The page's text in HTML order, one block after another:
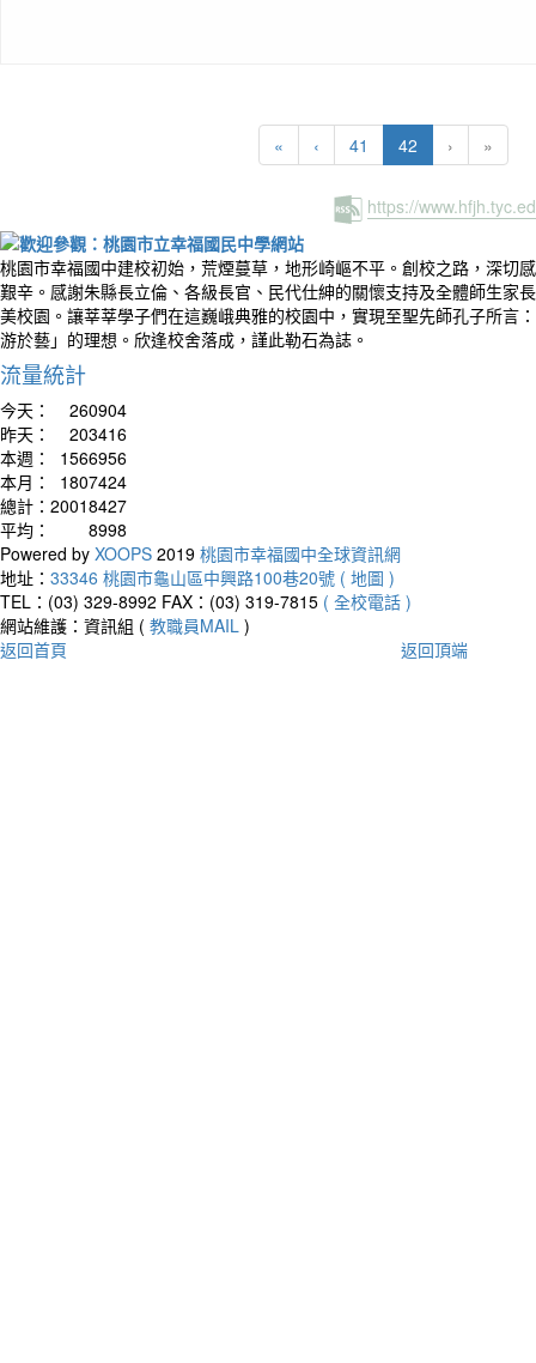
« ‹ 41 42(current)
› »
https://
桃園市幸福國中建校初始，荒煙蔓草，地形崎嶇不平。創校之路，深切
艱辛。感謝朱縣長立倫、各級長官、民代仕紳的關懷支持及全體師生家
美校園。讓莘莘學子們在這巍峨典雅的校園中，實現至聖先師孔子所言
游於藝」的理想。欣逢校舍落成，謹此勒石為誌。
流量統計
今天：
260904
昨天：
203416
本週：
1566956
本月：
1807424
總計： 20018427
平均：
8998
Powered by XOOPS 2019 桃園市幸福國中全球資訊網
地址： 33346 桃園市龜山區中興路100巷20號 ( 地圖 )
TEL：(03) 329-8992 FAX：(03) 319-7815 ( 全校電話 )
網站維護：資訊組 ( 教職員MAIL )
返回首頁
返回頂端